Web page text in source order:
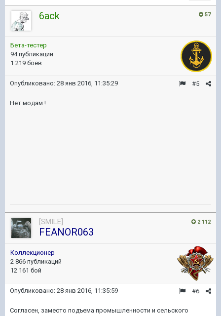
57
6ack
Бета-тестер
94 публикации
1 219 боёв
#5
Опубликовано: 28 янв 2016, 11:35:29
Нет модам !
2 112
[SMILE]
FEANOR063
Коллекционер
2 866 публикаций
12 161 бой
#6
Опубликовано: 28 янв 2016, 11:35:59
Согласен, заместо подъема промышленности и сельского